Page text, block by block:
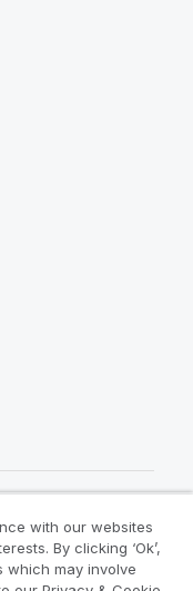
with our websites
By clicking ‘Ok’,
which may involve